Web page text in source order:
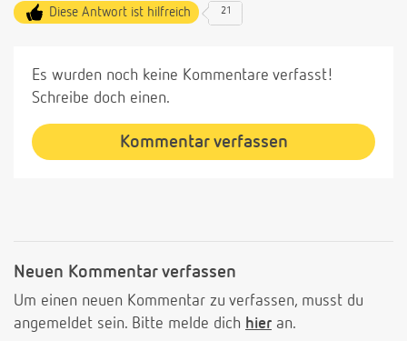
Diese Antwort ist hilfreich 21
Es wurden noch keine Kommentare verfasst!
Schreibe doch einen.
Kommentar verfassen
Neuen Kommentar verfassen
Um einen neuen Kommentar zu verfassen, musst du
angemeldet sein. Bitte melde dich hier an.